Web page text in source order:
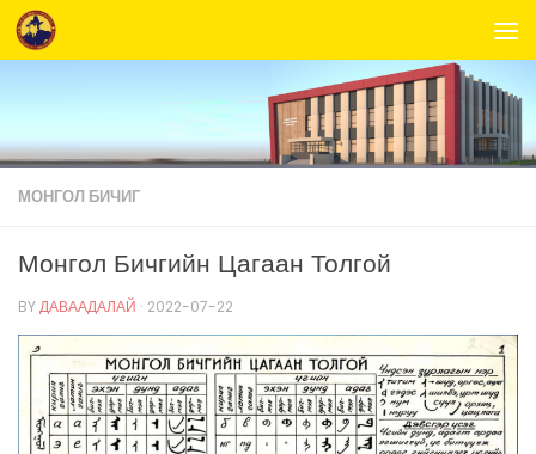
Skip to content
МОНГОЛ БИЧИГ
Монгол Бичгийн Цагаан Толгой
BYДАВААДАЛАЙ · 2022-07-22